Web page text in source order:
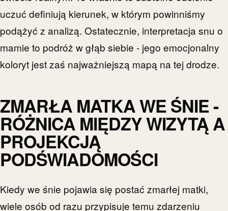
uczuć definiują kierunek, w którym powinniśmy
podążyć z analizą. Ostatecznie, interpretacja snu o
mamie to podróż w głąb siebie - jego emocjonalny
koloryt jest zaś najważniejszą mapą na tej drodze.
ZMARŁA MATKA WE ŚNIE -
RÓŻNICA MIĘDZY WIZYTĄ A
PROJEKCJĄ
PODŚWIADOMOŚCI
Kiedy we śnie pojawia się postać zmarłej matki,
wiele osób od razu przypisuje temu zdarzeniu